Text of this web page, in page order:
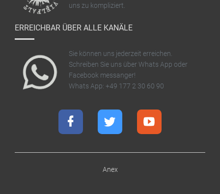
uns zu kompliziert.
ERREICHBAR ÜBER ALLE KANÄLE
Sie können uns jederzeit erreichen.
Schreiben Sie uns über Whats App oder
Facebook messanger!
Whats App: +49 177 2 30 60 90
Anex